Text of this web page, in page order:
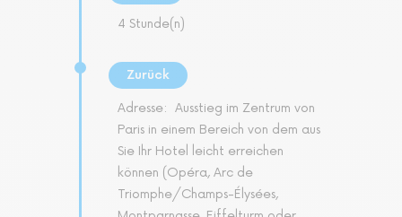
4 Stunde(n)
Zurück
Adresse: Ausstieg im Zentrum von
Paris in einem Bereich von dem aus
Sie Ihr Hotel leicht erreichen
können (Opéra, Arc de
Triomphe/Champs-Élysées,